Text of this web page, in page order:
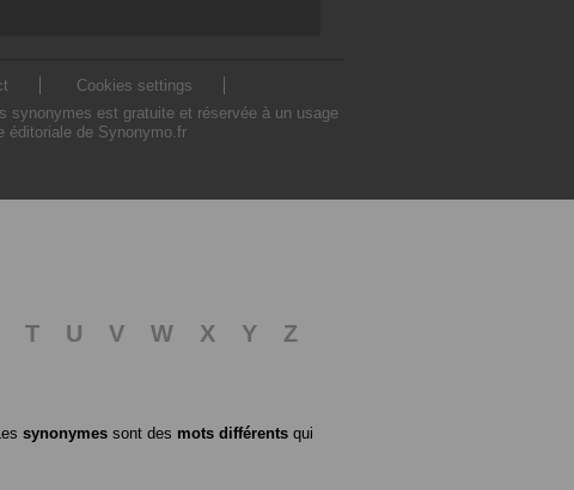
Cookies settings
est gratuite et réservée à un usage
éditoriale de Synonymo.fr
T U V W X Y
Z
synonymes sont des mots différents qui